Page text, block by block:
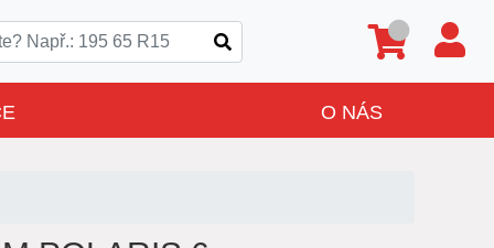
O NÁS